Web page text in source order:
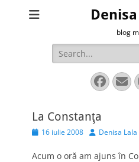
blog
Search
for:
La Constanţa
Posted16 iulie 2008 AuthorDenisa Lala
Acum o oră am ajuns în